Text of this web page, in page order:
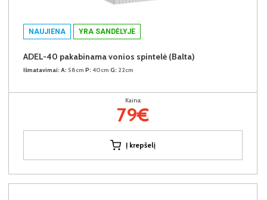
NAUJIENA YRA SANDĖLYJE
ADEL-40 pakabinama vonios spintelė (Balta)
Išmatavimai: A: 58cm P: 40cm G: 22cm
Kaina:
79€
Į krepšelį